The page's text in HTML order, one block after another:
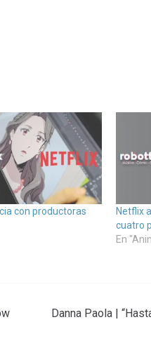
con productoras
Netflix
cuatro
En
Danna Paola |